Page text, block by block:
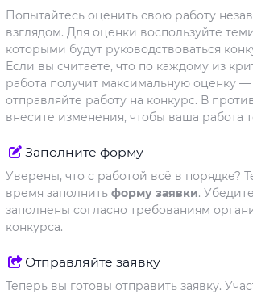
Попытайтесь оценить свою работу
взглядом. Для оценки воспользуйте
которыми будут руководствоваться
Если вы считаете, что по каждому из
работа получит максимальную оценку
отправляйте работу на конкурс. В
внесите изменения, чтобы ваша работа
Заполните форму
Уверены, что с работой всё в порядке?
время заполнить форму заявки.
заполнены согласно требованиям
конкурса.
Отправляйте заявку
Теперь вы готовы отправить заявку.